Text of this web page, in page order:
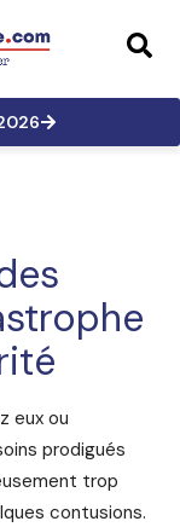
eux ou
prodigués
trop
contusions.